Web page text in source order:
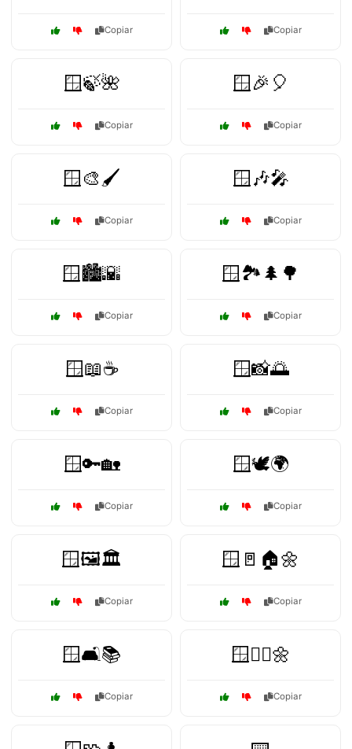
Copiar Copiar
🪟🍃🌺
Copiar
🪟🎉🎈
Copiar
🪟🎨🖌️
Copiar
🪟🎶🎤
Copiar
🪟🏙️🌇
Copiar
🪟🏞️🌲🌳
Copiar
🪟📖☕
Copiar
🪟📸🌅
Copiar
🪟🔑🏡
Copiar
🪟🕊️🌍
Copiar
🪟🖼️🏛️
Copiar
🪟🚪🏠🌼
Copiar
🪟🛋️📚
Copiar
🪟🧘‍♀️🌼
Copiar